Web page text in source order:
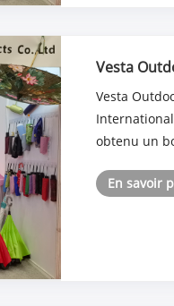
Vesta
Vesta
obtenu un
En savoir